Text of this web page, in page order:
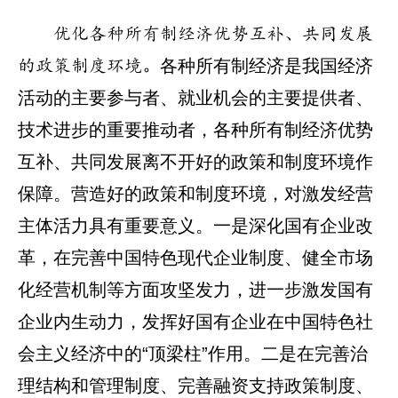
优化各种所有制经济优势互补、共同发展
的政策制度环境。 各种所有制经济是我国经济
活动的主要参与者、就业机会的主要提供者、
技术进步的重要推动者，各种所有制经济优势
互补、共同发展离不开好的政策和制度环境作
保障。营造好的政策和制度环境，对激发经营
主体活力具有重要意义。一是深化国有企业改
革，在完善中国特色现代企业制度、健全市场
化经营机制等方面攻坚发力，进一步激发国有
企业内生动力，发挥好国有企业在中国特色社
会主义经济中的“顶梁柱”作用。二是在完善治
理结构和管理制度、完善融资支持政策制度、